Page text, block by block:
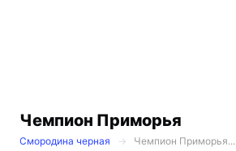
Чемпион Приморья
Смородина черная
Чемпион Приморья...